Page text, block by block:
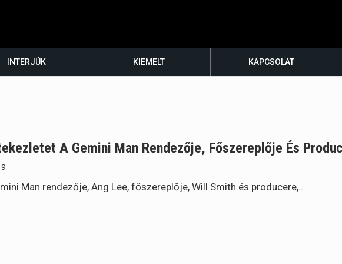
INTERJÚK KIEMELT KAPCSOLAT
A Gemini Man Rendezője, Főszereplője És
Man rendezője, Ang Lee, főszereplője, Will Smith és producere,…